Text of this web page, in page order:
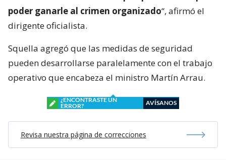
poder ganarle al crimen organizado“, afirmó el
dirigente oficialista.
Squella agregó que las medidas de seguridad
pueden desarrollarse paralelamente con el trabajo
operativo que encabeza el ministro Martín Arrau.
¿ENCONTRASTE UN
ERROR?
AVÍSANOS
Revisa nuestra página de correcciones